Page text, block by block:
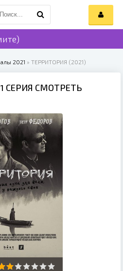
2021 » ТЕРРИТОРИЯ (2021)
СЕРИЯ СМОТРЕТЬ